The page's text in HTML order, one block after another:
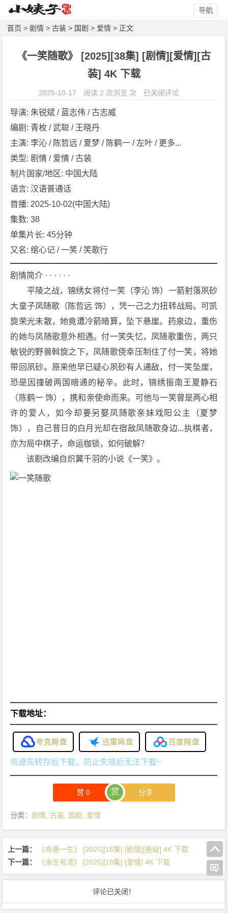
导航
首页 > 剧情 >古装 > 国剧 > 爱情 > 正文
《一笑随歌》 [2025][38集] [剧情][爱情][古
装] 4K 下载
2025-10-17 阅读 2 次浏览 次
《一
[2
装]
4
K
载
已关闭评论
导演: 朱锐斌 / 蓝志伟 / 古志威
编剧: 青枚 / 武聪 / 王晓丹
主演: 李沁 / 陈哲远 / 夏梦 / 陈鹤一 / 左叶 / 更多...
类型: 剧情 / 爱情 / 古装
制片国家/地区: 中国大陆
语言: 汉语普通话
首播: 2025-10-02(中国大陆)
集数: 38
单集片长: 45分钟
又名: 绾心记 / 一笑 / 笑歌行‎
剧情简介 · · · · · ·
平陵之战，锦绣女将付一笑（李沁 饰）一箭射落夙砂
大皇子凤随歌（陈哲远 饰），凭一己之力扭转战局。可凯
旋荣光未散，她竟遭冷箭暗算，坠下悬崖。药泉边，重伤
的她与凤随歌意外相遇。付一笑失忆，凤随歌重伤，两只
敏锐的野兽斡旋之下，凤随歌侥幸压制住了付一笑，将她
带回夙砂。原来他早已疑心夙砂有人通敌，付一笑坠崖，
恐是因撞破两国暗通的秘辛。此时，锦绣振南王夏静石
（陈鹤一 饰），携和亲使命而来。可他与一笑曾是两心相
许的爱人，如今却要另娶凤随歌亲妹戏阳公主（夏梦
饰），自己昔日的白月光却在宿敌凤随歌身边...执棋者，
亦为局中棋子，命运枷锁，如何破解？
该剧改编自炽翼千羽的小说《一笑》。
下载地址：
夸克网盘 迅雷网盘 百度网盘
资源先转存后下载，防止失效后无法下载~
赞0 赏 分享
分类： 剧情 ,古装 国剧 爱情
上一篇：
《命悬一生》 [2025][16集] [剧情][悬疑] 4K 下载
下一篇：
《余生有涯》 [2025][18集] [爱情] 4K 下载
评论已关闭！